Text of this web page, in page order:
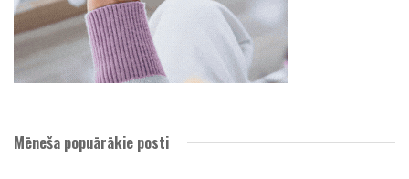
Mēneša popuārākie posti